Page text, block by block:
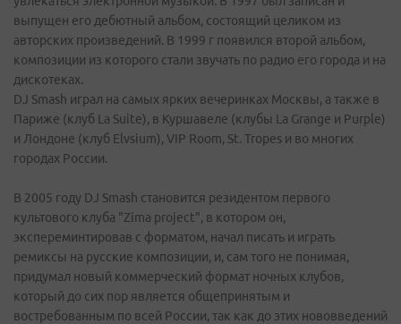
выпущен его дебютный альбом, состоящий целиком из
авторских произведений. В 1999 г появился второй альбом,
композиции из которого стали звучать по радио его города и на
дискотеках.
DJ Smash играл на самых ярких вечеринках Москвы, а также в
Париже (клуб La Suite), в Куршавеле (клубы La Grange и Purple)
и Лондоне (клуб Elvsium), VIP Room, St. Tropes и во многих
городах России.
В 2005 году DJ Smash становится резидентом первого
культового клуба "Zima project", в котором он,
экспереминтировав с форматом, начал писать и играть
ремиксы на русские композиции, и, сам того не понимая,
придумал новый коммерческий формат ночных клубов,
который до сих пор является общепринятым и
востребованным по всей России, так как до этих нововведений